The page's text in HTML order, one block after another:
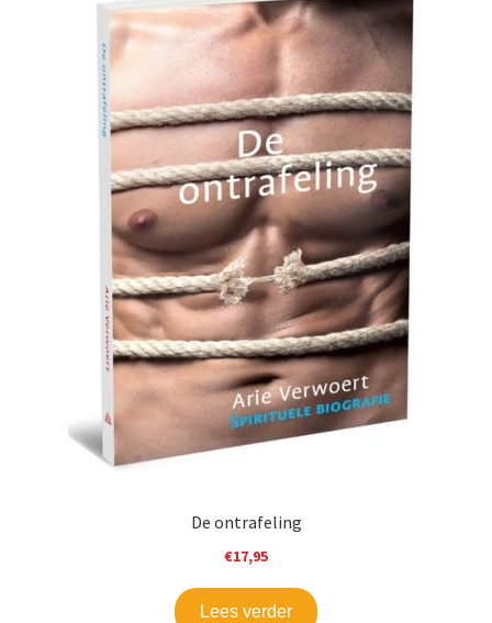
De ontrafeling
€17,95
Lees verder